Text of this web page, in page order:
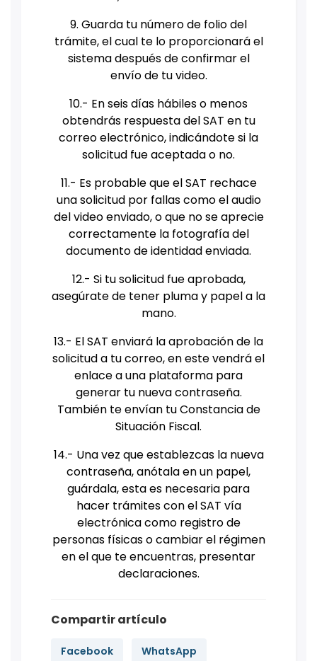
9. Guarda tu número de folio del
trámite, el cual te lo proporcionará el
sistema después de confirmar el
envío de tu video.
10.- En seis días hábiles o menos
obtendrás respuesta del SAT en tu
correo electrónico, indicándote si la
solicitud fue aceptada o no.
11.- Es probable que el SAT rechace
una solicitud por fallas como el audio
del video enviado, o que no se aprecie
correctamente la fotografía del
documento de identidad enviada.
12.- Si tu solicitud fue aprobada,
asegúrate de tener pluma y papel a la
mano.
13.- El SAT enviará la aprobación de la
solicitud a tu correo, en este vendrá el
enlace a una plataforma para
generar tu nueva contraseña.
También te envían tu Constancia de
Situación Fiscal.
14.- Una vez que establezcas la nueva
contraseña, anótala en un papel,
guárdala, esta es necesaria para
hacer trámites con el SAT vía
electrónica como registro de
personas físicas o cambiar el régimen
en el que te encuentras, presentar
declaraciones.
Compartir artículo
Facebook WhatsApp